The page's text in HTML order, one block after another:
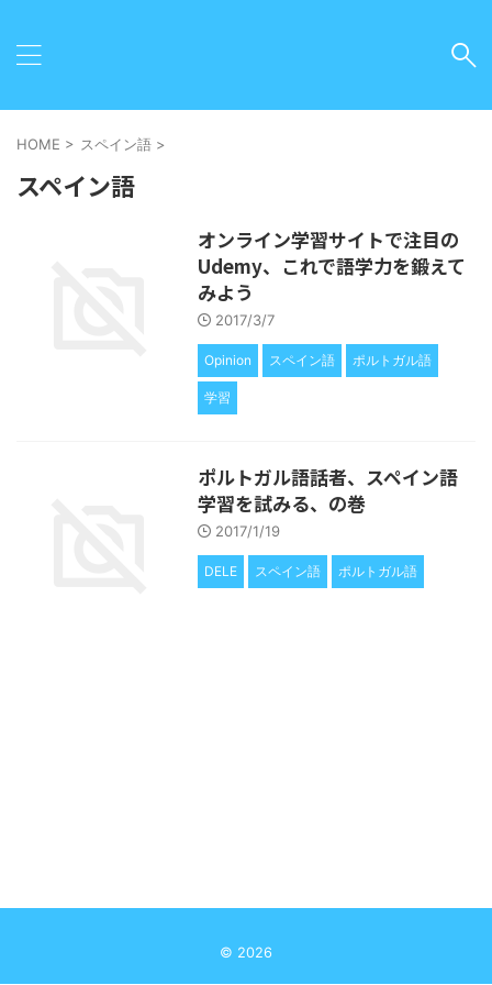
HOME > スペイン語 >
スペイン語
オンライン学習サイトで注目の
Udemy、これで語学力を鍛えて
みよう
2017/3/7
Opinion スペイン語 ポルトガル語
学習
ポルトガル語話者、スペイン語
学習を試みる、の巻
2017/1/19
DELE スペイン語 ポルトガル語
© 2026